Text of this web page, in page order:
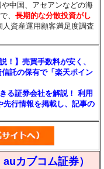
中国、アセアンなどの海
、長期的な分散投資がし
資産運用顧客満足度調査
！】売買手数料が安く、
託の保有で「楽天ポイン
る証券会社を解説！ 利用
先行情報を掲載し、記事の
カブコム証券）